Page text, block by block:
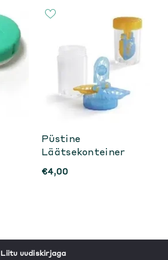
Püstine
Läätsekonteiner
€4,00
Liitu uudiskirjaga